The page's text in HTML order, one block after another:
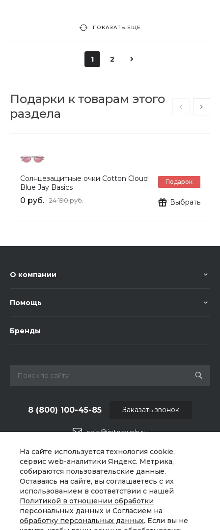
На сайте используется технология cookie,
сервис web-аналитики Яндекс. Метрика,
собираются пользовательские данные.
Оставаясь на сайте, вы соглашаетесь с их
использованием в соответствии с нашей
Политикой в отношении обработки
персональных данных и Согласием на
обработку персональных данных. Если вы не
ПОКАЗАТЬ ЕЩЕ
1 2
Подарки к товарам этого
раздела
Солнцезащитные очки Cotton Cloud
Blue Jay Basics
0 руб. 24 190 руб.
Подарок
Выбрать
О компании
Помощь
Бренды
sale@intecweb.ru
8 (800) 100-45-85
г. Москва, ул. Люсиновская, д. 39
Заказать звонок